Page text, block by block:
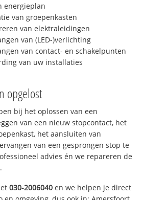
energieplan
van groepenkasten
van elektraleidingen
van (LED-)verlichting
van contact- en schakelpunten
van uw installaties
opgelost
bij het oplossen van een
van een nieuw stopcontact, het
het aansluiten van
van een gesprongen stop te
advies én we repareren de
030-2006040 en we helpen je direct